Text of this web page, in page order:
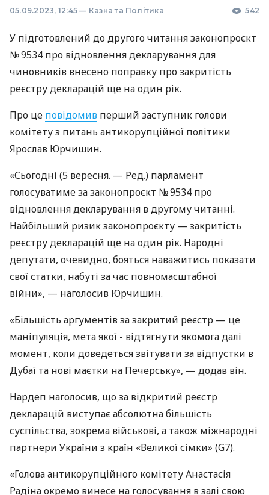
05.09.2023, 12:45 — Казна та Політика 542
У підготовлений до другого читання законопроєкт
№ 9534 про відновлення декларування для
чиновників внесено поправку про закритість
реєстру декларацій ще на один рік.
Про це повідомив перший заступник голови
комітету з питань антикорупційної політики
Ярослав Юрчишин.
«Сьогодні (5 вересня. — Ред.) парламент
голосуватиме за законопроєкт № 9534 про
відновлення декларування в другому читанні.
Найбільший ризик законопроєкту — закритість
реєстру декларацій ще на один рік. Народні
депутати, очевидно, бояться наважитись показати
свої статки, набуті за час повномасштабної
війни», — наголосив Юрчишин.
«Більшість аргументів за закритий реєстр — це
маніпуляція, мета якої - відтягнути якомога далі
момент, коли доведеться звітувати за відпустки в
Дубаї та нові маєтки на Печерську», — додав він.
Нардеп наголосив, що за відкритий реєстр
декларацій виступає абсолютна більшість
суспільства, зокрема військові, а також міжнародні
партнери України з країн «Великої сімки» (G7).
«Голова антикорупційного комітету Анастасія
Радіна окремо винесе на голосування в залі свою